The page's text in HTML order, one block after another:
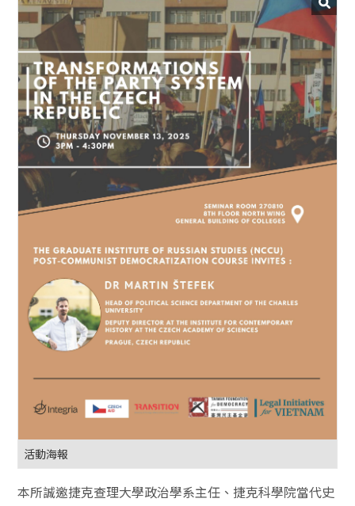
活動海報
本所誠邀捷克查理大學政治學系主任、捷克科學院當代史